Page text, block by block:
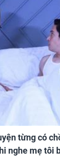
từng có
nghe mẹ tôi